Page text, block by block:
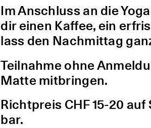
Im Anschluss an die
dir einen Kaffee, ein
lass den Nachmittag
Teilnahme ohne
Matte mitbringen.
Richtpreis CHF 15-20
bar.